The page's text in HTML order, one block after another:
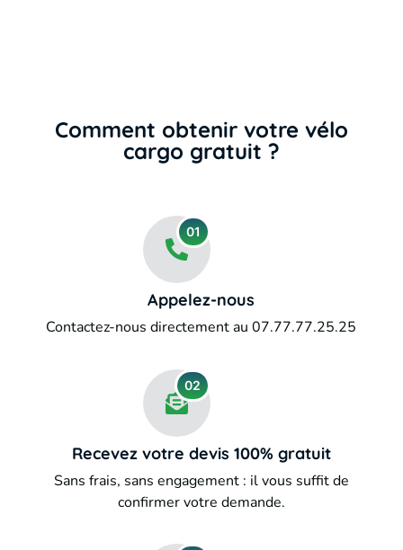
Comment obtenir votre vélo
cargo gratuit ?
01
Appelez-nous
Contactez-nous directement au07.77.77.25.25
02
Recevez votre devis 100% gratuit
Sans frais, sans engagement : il vous suffit de
confirmer votre demande.